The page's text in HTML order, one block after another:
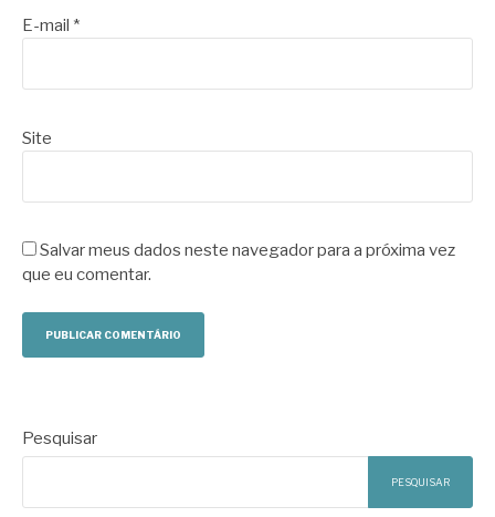
E-mail *
Site
Salvar meus dados neste navegador para a próxima vez
que eu comentar.
Pesquisar
PESQUISAR